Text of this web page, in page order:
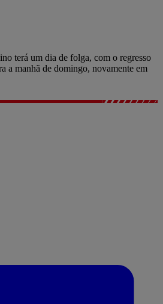
terá um dia de folga, com o regresso
a manhã de domingo, novamente em